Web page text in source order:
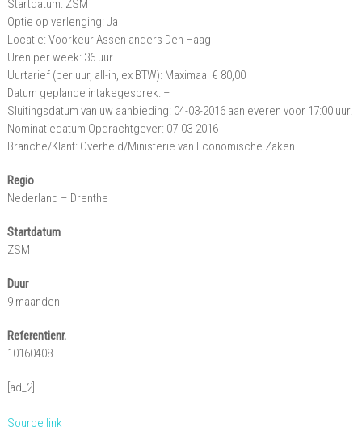
Startdatum: ZSM
Optie op verlenging: Ja
Locatie: Voorkeur Assen anders Den Haag
Uren per week: 36 uur
Uurtarief (per uur, all-in, ex BTW): Maximaal € 80,00
Datum geplande intakegesprek: –
Sluitingsdatum van uw aanbieding: 04-03-2016 aanleveren voor 17:00 uur.
Nominatiedatum Opdrachtgever: 07-03-2016
Branche/Klant: Overheid/Ministerie van Economische Zaken
Regio
Nederland – Drenthe
Startdatum
ZSM
Duur
9 maanden
Referentienr.
10160408
[ad_2]
Source link